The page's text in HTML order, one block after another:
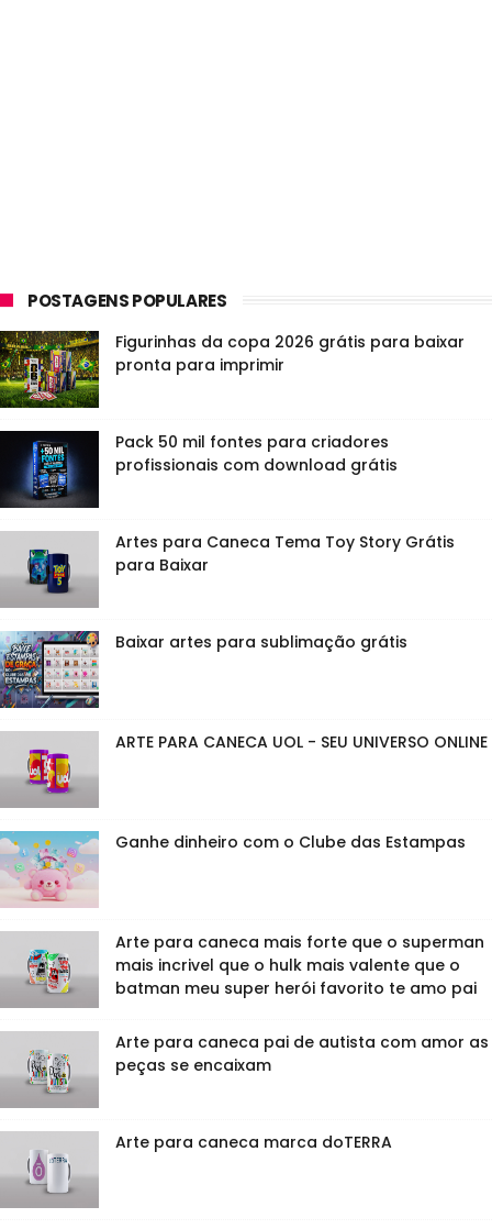
POSTAGENS POPULARES
Figurinhas da copa 2026 grátis para baixar
pronta para imprimir
Pack 50 mil fontes para criadores
profissionais com download grátis
Artes para Caneca Tema Toy Story Grátis
para Baixar
Baixar artes para sublimação grátis
ARTE PARA CANECA UOL - SEU UNIVERSO ONLINE
Ganhe dinheiro com o Clube das Estampas
Arte para caneca mais forte que o superman
mais incrivel que o hulk mais valente que o
batman meu super herói favorito te amo pai
Arte para caneca pai de autista com amor as
peças se encaixam
Arte para caneca marca doTERRA